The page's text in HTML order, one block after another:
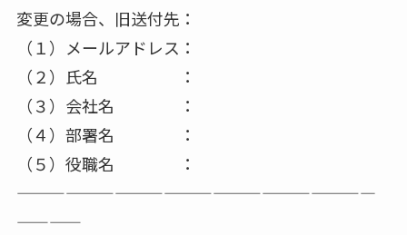
変更の場合、旧送付先：
（１）メールアドレス：
（２）氏名 ：
（３）会社名 ：
（４）部署名 ：
（５）役職名 ：
——————————————————————
————